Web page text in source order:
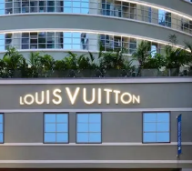
nella prima sfilata senza